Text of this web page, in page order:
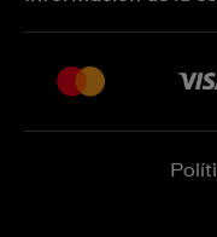
Empleo
Sitemap